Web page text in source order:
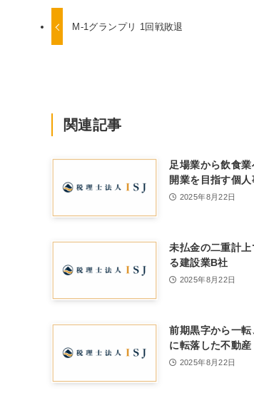
M-1グランプリ 1回戦敗退
関連記事
足場業から飲食
開業を目指す個
2025年8月22日
未払金の二重計
る建設業B社
2025年8月22日
前期黒字から一
に転落した不動
2025年8月22日